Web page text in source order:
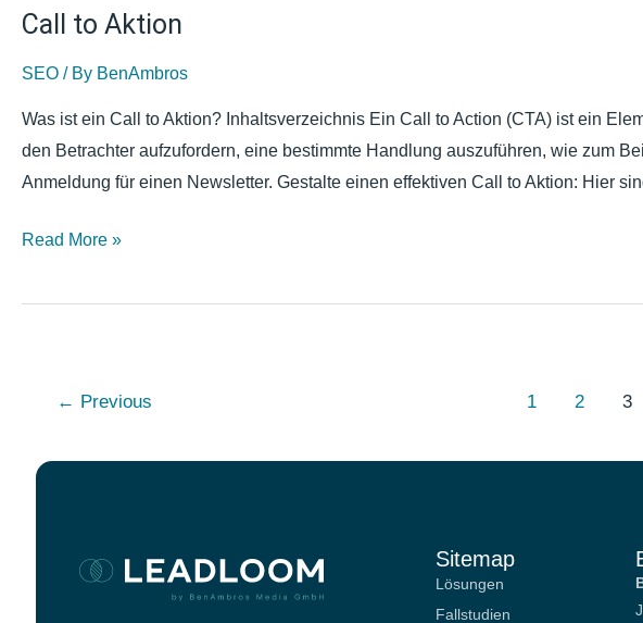
Call to Aktion
SEO / By BenAmbros
Was ist ein Call to Aktion? Inhaltsverzeichnis Ein Call to Action (CTA) ist ein
den Betrachter aufzufordern, eine bestimmte Handlung auszuführen, wie zum
Anmeldung für einen Newsletter. Gestalte einen effektiven Call to Aktion: Hier
Call
Read More »
← Previous 1 2 3
Sitemap
Lösungen
Fallstudien